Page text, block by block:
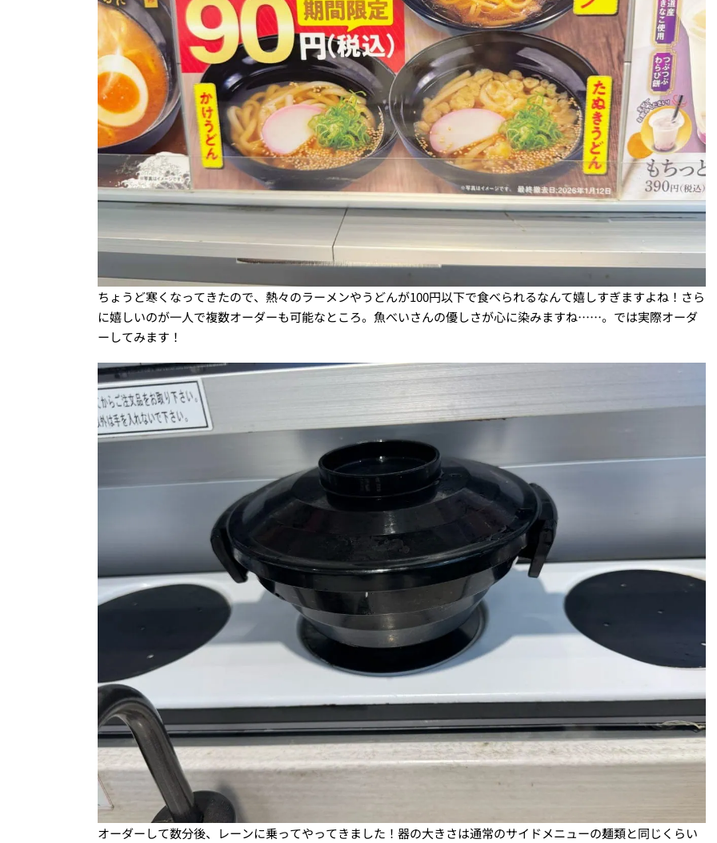
ちょうど寒くなってきたので、熱々のラーメンやうどんが100円以下で食べられるなんて嬉しすぎますよね！さら
に嬉しいのが一人で複数オーダーも可能なところ。魚べいさんの優しさが心に染みますね……。では実際オーダ
ーしてみます！
オーダーして数分後、レーンに乗ってやってきました！器の大きさは通常のサイドメニューの麺類と同じくらい